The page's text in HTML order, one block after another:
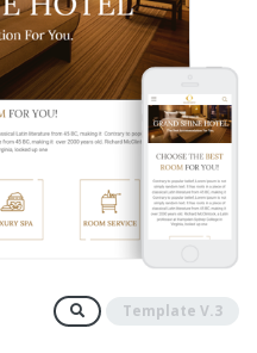
Template V.3